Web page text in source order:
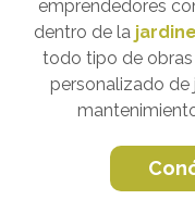
emprendedores
dentro de la
todo tipo de obras
personalizado de